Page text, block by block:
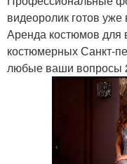
видеоролик готов
Аренда костюмов для
костюмерных Санкт-
любые ваши вопросы